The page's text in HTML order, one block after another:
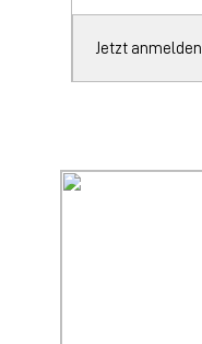
Jetzt anmelden